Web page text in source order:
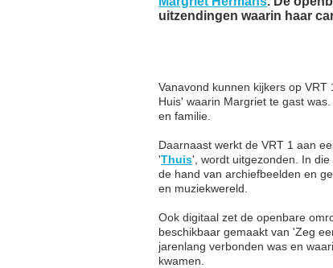
uitzendingen waarin haar
Vanavond kunnen kijkers op VRT
Huis' waarin Margriet te gast
en familie.
Daarnaast werkt de VRT 1 aan
'Thuis', wordt uitgezonden. In
de hand van archiefbeelden en
en muziekwereld.
Ook digitaal zet de openbare
beschikbaar gemaakt van 'Zeg
jarenlang verbonden was en
kwamen.